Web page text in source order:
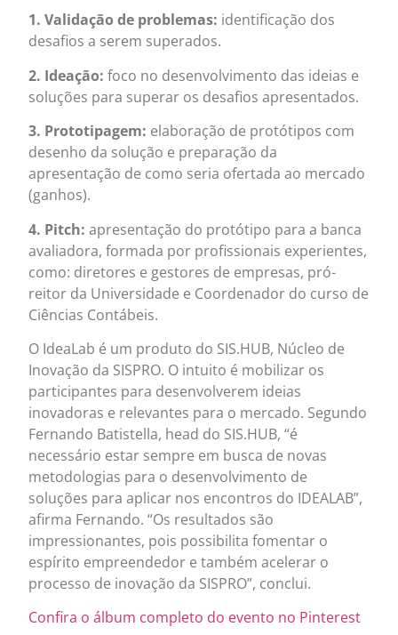
1. Validação de problemas: identificação dos
desafios a serem superados.
2. Ideação: foco no desenvolvimento das ideias e
soluções para superar os desafios apresentados.
3. Prototipagem: elaboração de protótipos com
desenho da solução e preparação da
apresentação de como seria ofertada ao mercado
(ganhos).
4. Pitch: apresentação do protótipo para a banca
avaliadora, formada por profissionais experientes,
como: diretores e gestores de empresas, pró-
reitor da Universidade e Coordenador do curso de
Ciências Contábeis.
O IdeaLab é um produto do SIS.HUB, Núcleo de
Inovação da SISPRO. O intuito é mobilizar os
participantes para desenvolverem ideias
inovadoras e relevantes para o mercado. Segundo
Fernando Batistella, head do SIS.HUB, “é
necessário estar sempre em busca de novas
metodologias para o desenvolvimento de
soluções para aplicar nos encontros do IDEALAB”,
afirma Fernando. “Os resultados são
impressionantes, pois possibilita fomentar o
espírito empreendedor e também acelerar o
processo de inovação da SISPRO”, conclui.
Confira o álbum completo do evento no Pinterest